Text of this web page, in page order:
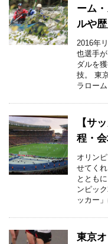
ーム
ルや歴
2016年
也選手
ダルを
技。 東
ラロー
【サ
程・
オリン
せてく
ととも
ンピッ
ッカー
東京